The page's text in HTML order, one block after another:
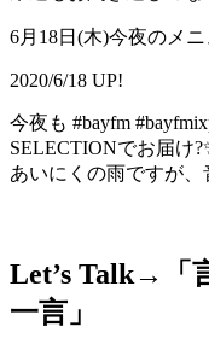
6月18日(木)今夜のメニ
2020/6/18 UP!
今夜も #bayfm
SELECTIONでお届け
あいにくの雨ですが、
Let’s Talk→「
一言 」